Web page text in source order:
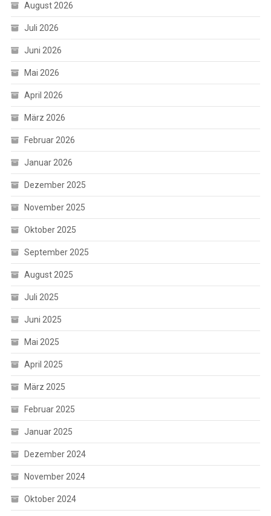
August 2026
Juli 2026
Juni 2026
Mai 2026
April 2026
März 2026
Februar 2026
Januar 2026
Dezember 2025
November 2025
Oktober 2025
September 2025
August 2025
Juli 2025
Juni 2025
Mai 2025
April 2025
März 2025
Februar 2025
Januar 2025
Dezember 2024
November 2024
Oktober 2024